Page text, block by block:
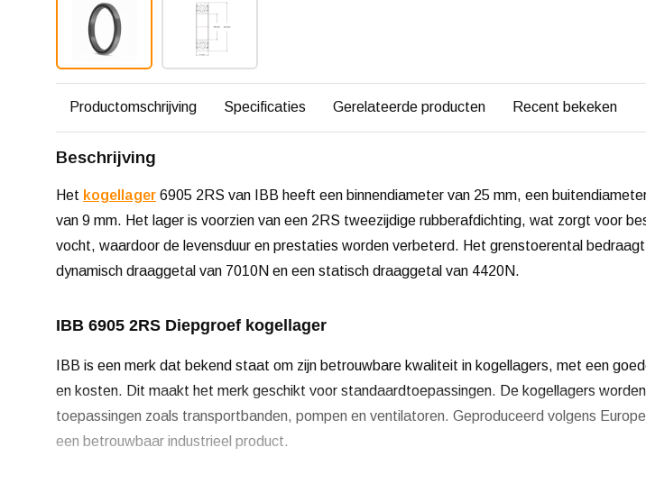
Productomschrijving Specificaties Gerelateerde producten Recent bekeken
Beschrijving
Het kogellager 6905 2RS van IBB heeft een binnendiameter van 25 mm, een
van 9 mm. Het lager is voorzien van een 2RS tweezijdige rubberafdichting, wat zorgt voor
vocht, waardoor de levensduur en prestaties worden verbeterd. Het grenstoerental
dynamisch draaggetal van 7010N en een statisch draaggetal van 4420N.
IBB 6905 2RS Diepgroef kogellager
IBB is een merk dat bekend staat om zijn betrouwbare kwaliteit in kogellagers, met een
en kosten. Dit maakt het merk geschikt voor standaardtoepassingen. De kogellagers
toepassingen zoals transportbanden, pompen en ventilatoren. Geproduceerd volgens
een betrouwbaar industrieel product.